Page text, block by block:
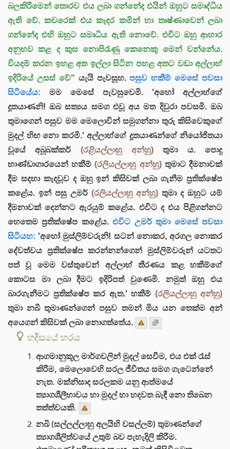
බලකිරීමෙන් තොරව එය ලබා ගන්නේද එයින් ඔහුට සමෘද්ධිය
ඇති වේ. කවරෙක් එය කෑදර කමින් හා තෘෂ්ණාවෙන් ලබා
ගන්නේද එහි ඔහුට සමෘධිය ඇති නොවේ. එවිට ඔහු ආහාර
අනුභව කළ ද කුස නොපිරැණු කෙනෙකු මෙන් වන්නේය.
වියදම් කරන ඉහළ අත ඉල්ලා සිටින පහළ අතට වඩා අල්ලාහ්
ඉදිරියේ උසස් වේ" යැයි පැවසූහ.පසුව හකීම් මෙසේ පවසා
සිටියේය: මම මෙසේ පැවසුවෙමි. 'අහෝ අල්ලාහ්ගේ
දූතයාණනි! ඔබ සත්‍යය සමග එවූ අය මත දිවුරා පවසමි. ඔබ
තුමාගෙන් පසුව මම මෙලොවින් සමුගන්නා තුරු කිසිවෙකුගේ
මුදල් හිඟ නො කරමි.' අල්ලාහ්ගේ දූතයාණන්ගේ නියෝජිතයා
වූයේ අබූබක්කර් (රළියල්ලාහු අන්හු) තුමා ය. පොදු
භාණ්ඩාගාරයෙන් හකීම්(රලියල්ලාහු අන්හු)තුමාට දීමනාවක්
දීම සදහා කැදවූව ද ඔහු ඉන් කිසිවක් ලබා ගැනීම ප්‍රතික්ෂේප
කළේය. ඉන් පසු උමර් (රලියල්ලාහු අන්හු) තුමා ද ඔහුට යම්
දීමනාවක් දෙන්නට ඇරයුම් කළේය. එවිට ද එය පිළිගන්නට
හෙතෙම ප්‍රතික්ෂේප කළේය.එවිට උමර් තුමා මෙසේ පවසා
සිටියහ: 'අහෝ මුස්ලිම්වරුනි! සටන් නොකර, අරගල නොකර
දේවත්වය ප්‍රතික්ෂේප කරන්නන්ගෙන් මුස්ලිම්වරුන් යටතට
පත් වූ මෙම වස්තුවෙන් අල්ලාහ් තීරණය කළ හකීම්ගේ
කොටස මා ලබා දීමට ඉදිරිපත් වුණෙමි. නමුත් ඔහු එය
බාරගැනීමට ප්‍රතික්ෂේප කර ඇත.' හකීම් (රලියල්ලාහු අන්හු)
තුමා නබි තුමාණන්ගෙන් පසුව තමන් මිය යන තෙක්ම අන්
අයෙගන් කිසිවක් ලබා නොගත්තේය.
හදීසයේ හරය
ආගමානුකූල මාර්ගවලින් මුදල් සෙවීම, එය එක් රැස්
කිරීම, මෙලොවෙහි සරල ජීවිතය සමග ගැටෙන්නේ
නැත. මක්නිසාද සරලකම යනු ආත්මයේ
ත්‍යාගශීලීභාවය හා මුදල් හා හදවත බැඳී නො තිබෙන
තත්ත්වයකි.
නබි (සල්ලල්ලාහු අලයිහි වසල්ලම්) තුමාණන්ගේ
ත්‍යාගශීලිත්වයේ උතුම් බව පැහැදිලි කිරීම.